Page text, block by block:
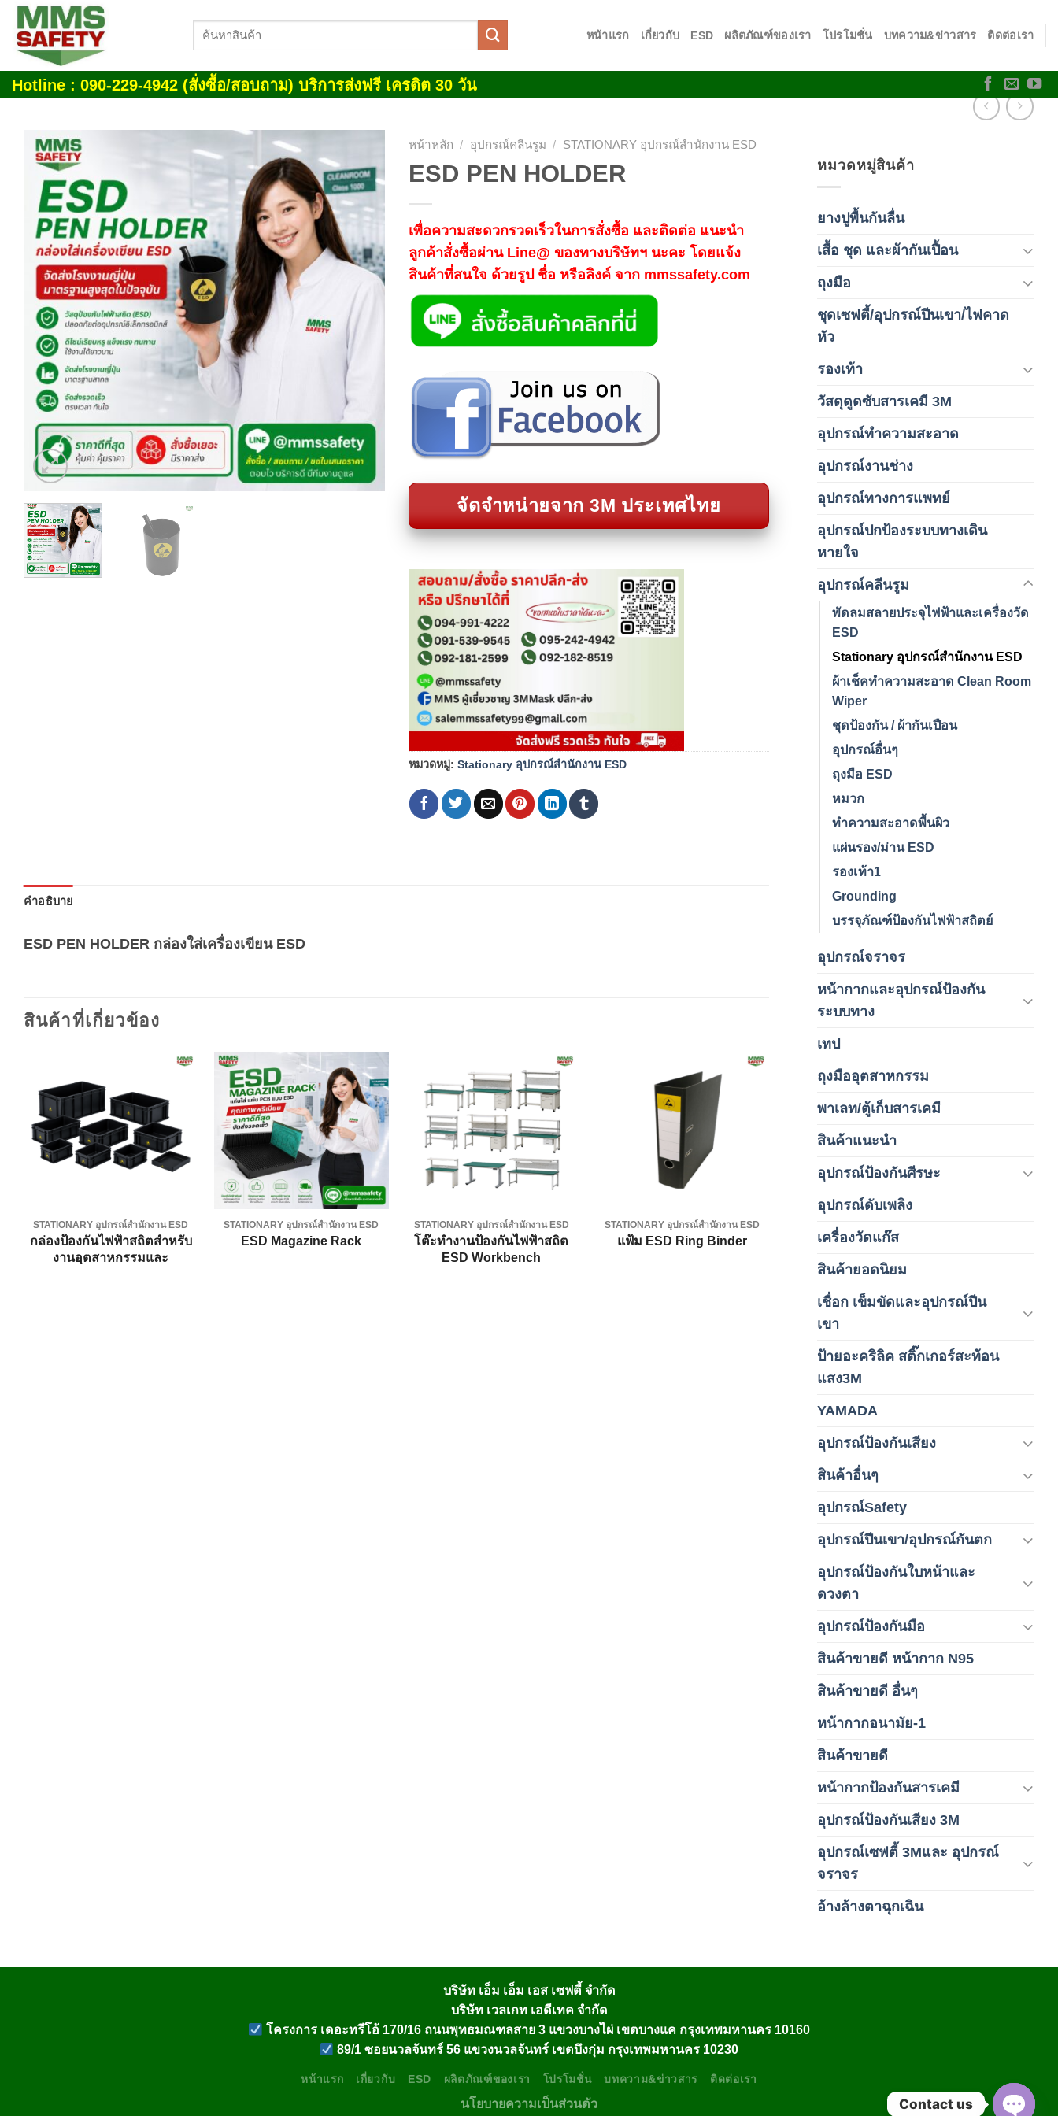
Skip
content
ค้นหา:
หน้าแรก เกี่ยวกับ ESD ผลิตภัณฑ์ของเรา โปรโมชั่น บทความ&ข่าวสาร ติดต่อเรา
Hotline : 090-229-4942 (สั่งซื้อ/สอบถาม) บริการส่งฟรี เครดิต 30 วัน
หมวดหมู่สินค้า
ยางปูพื้นกันลื่น
เสื้อ ชุด และผ้ากันเปื้อน
ถุงมือ
ชุดเซฟตี้/อุปกรณ์ปีนเขา/ไฟคาด
หัว
รองเท้า
วัสดุดูดซับสารเคมี 3M
อุปกรณ์ทำความสะอาด
อุปกรณ์งานช่าง
อุปกรณ์ทางการแพทย์
อุปกรณ์ปกป้องระบบทางเดิน
หายใจ
อุปกรณ์คลีนรูม
พัดลมสลายประจุไฟฟ้าและเครื่องวัด
ESD
Stationary อุปกรณ์สำนักงาน ESD
ผ้าเช็คทำความสะอาด Clean Room
Wiper
ชุดป้องกัน / ผ้ากันเปือน
อุปกรณ์อื่นๆ
ถุงมือ ESD
หมวก
ทำความสะอาดพื้นผิว
แผ่นรอง/ม่าน ESD
รองเท้า1
Grounding
บรรจุภัณฑ์ป้องกันไฟฟ้าสถิตย์
อุปกรณ์จราจร
หน้ากากและอุปกรณ์ป้องกัน
ระบบทาง
เทป
ถุงมืออุตสาหกรรม
พาเลท/ตู้เก็บสารเคมี
สินค้าแนะนำ
อุปกรณ์ป้องกันศีรษะ
อุปกรณ์ดับเพลิง
เครื่องวัดแก๊ส
สินค้ายอดนิยม
เชื่อก เข็มขัดและอุปกรณ์ปีน
เขา
ป้ายอะคริลิค สติ๊กเกอร์สะท้อน
แสง3M
YAMADA
อุปกรณ์ป้องกันเสียง
สินค้าอื่นๆ
อุปกรณ์Safety
อุปกรณ์ปีนเขา/อุปกรณ์กันตก
อุปกรณ์ป้องกันใบหน้าและ
ดวงตา
อุปกรณ์ป้องกันมือ
สินค้าขายดี หน้ากาก N95
สินค้าขายดี อื่นๆ
หน้ากากอนามัย-1
สินค้าขายดี
หน้ากากป้องกันสารเคมี
อุปกรณ์ป้องกันเสียง 3M
อุปกรณ์เซฟตี้ 3Mและ อุปกรณ์
จราจร
อ้างล้างตาฉุกเฉิน
Add to
wishlist
หน้าหลัก / อุปกรณ์คลีนรูม / STATIONARY อุปกรณ์สำนักงาน ESD
ESD PEN HOLDER
เพื่อความสะดวกรวดเร็วในการสั่งซื้อ และติดต่อ แนะนำ
ลูกค้าสั่งซื้อผ่าน Line@ ของทางบริษัทฯ นะคะ โดยแจ้ง
สินค้าที่สนใจ ด้วยรูป ชื่อ หรือลิงค์ จาก mmssafety.com
จัดจำหน่ายจาก 3M ประเทศไทย
หมวดหมู่: Stationary อุปกรณ์สำนักงาน ESD
คำอธิบาย
ESD PEN HOLDER กล่องใส่เครื่องเขียน ESD
สินค้าที่เกี่ยวข้อง
Add to
wishlist
STATIONARY อุปกรณ์สำนักงาน ESD
กล่องป้องกันไฟฟ้าสถิตสำหรับ
งานอุตสาหกรรมและ
Add to
wishlist
STATIONARY อุปกรณ์สำนักงาน ESD
ESD Magazine Rack
Add to
wishlist
STATIONARY อุปกรณ์สำนักงาน ESD
โต๊ะทำงานป้องกันไฟฟ้าสถิต
ESD Workbench
STATIONARY อุปกรณ์สำนักงาน ESD
แฟ้ม ESD Ring Binder
บริษัท เอ็ม เอ็ม เอส เซฟตี้ จำกัด
บริษัท เวลเกท เอดีเทค จำกัด
โครงการ เดอะทรีโอ้ 170/16 ถนนพุทธมณฑลสาย 3 แขวงบางไผ่ เขตบางแค กรุงเทพมหานคร 10160
89/1 ซอยนวลจันทร์ 56 แขวงนวลจันทร์ เขตบึงกุ่ม กรุงเทพมหานคร 10230
หน้าแรก เกี่ยวกับ ESD ผลิตภัณฑ์ของเรา โปรโมชั่น บทความ&ข่าวสาร ติดต่อเรา
นโยบายความเป็นส่วนตัว
Contact us